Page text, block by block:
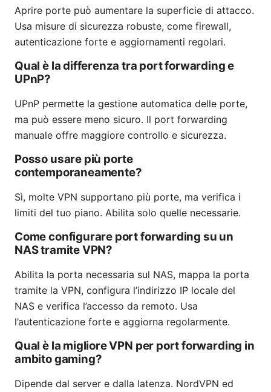
Aprire porte può aumentare la superficie di attacco.
Usa misure di sicurezza robuste, come firewall,
autenticazione forte e aggiornamenti regolari.
Qual è la differenza tra port forwarding e
UPnP?
UPnP permette la gestione automatica delle porte,
ma può essere meno sicuro. Il port forwarding
manuale offre maggiore controllo e sicurezza.
Posso usare più porte
contemporaneamente?
Sì, molte VPN supportano più porte, ma verifica i
limiti del tuo piano. Abilita solo quelle necessarie.
Come configurare port forwarding su un
NAS tramite VPN?
Abilita la porta necessaria sul NAS, mappa la porta
tramite la VPN, configura l’indirizzo IP locale del
NAS e verifica l’accesso da remoto. Usa
l’autenticazione forte e aggiorna regolarmente.
Qual è la migliore VPN per port forwarding in
ambito gaming?
Dipende dal server e dalla latenza. NordVPN ed